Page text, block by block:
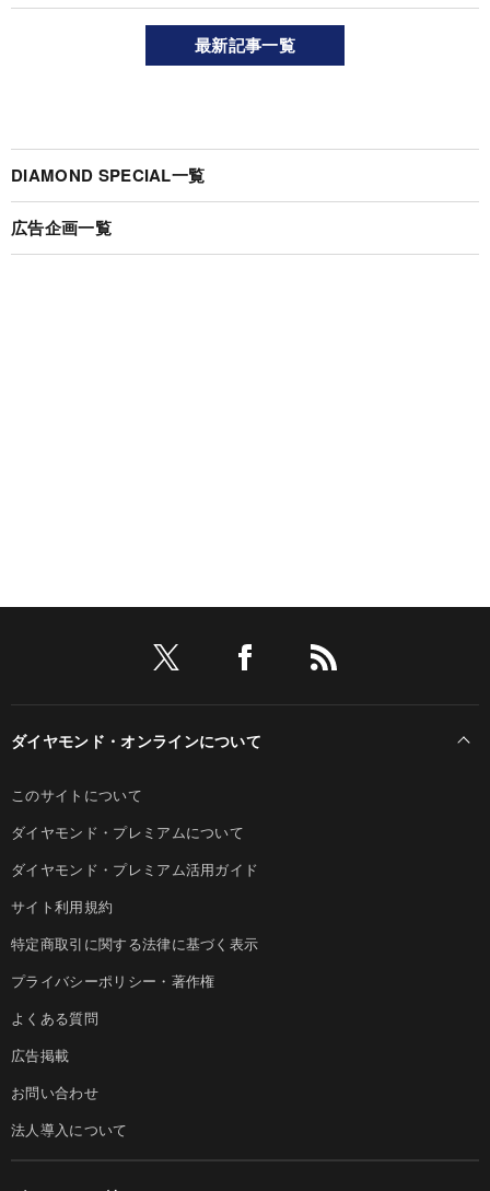
最新記事一覧
DIAMOND SPECIAL一覧
広告企画一覧
ダイヤモンド・オンラインについて
このサイトについて
ダイヤモンド・プレミアムについて
ダイヤモンド・プレミアム活用ガイド
サイト利用規約
特定商取引に関する法律に基づく表示
プライバシーポリシー・著作権
よくある質問
広告掲載
お問い合わせ
法人導入について